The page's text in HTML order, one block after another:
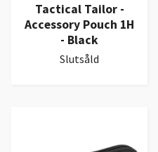
Tactical Tailor -
Accessory Pouch 1H
- Black
Slutsåld